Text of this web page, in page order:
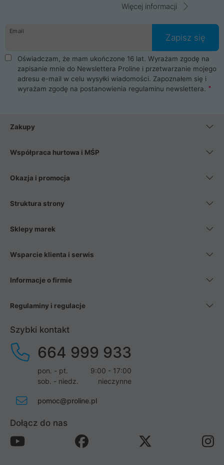
komunikacja ze sklepem komputerowym ProLine jest
danych osobowych. Dlatego zakup notebooka albo laptopa w
ProLine to czysta przyjemność i pełne bezpieczeństwo.
Zaopatrzysz się u nas w akcesoria i części komputerowe
takie jak procesory, karty graficzne, płyty główne, pamięci,
dyski SSD, M.2 oraz HDD. Nasi pracownicy pomogą Ci wybrać
najlepszy zasilacz komputerowy oraz obudowę do komputera.
Poza komputerami mamy również najlepsze na rynku
Smartfony takich producentów jak Xiaomi, Apple, Samsung i
wentylatory. Na koniec mając już to wszystko, możesz
Więcej informacji
Email
Zapisz się
Oświadczam, że mam ukończone 16 lat. Wyrażam zgodę na
zapisanie mnie do Newslettera Proline i przetwarzanie mojego
adresu e-mail w celu wysyłki wiadomości. Zapoznałem się i
wyrażam zgodę na postanowienia regulaminu newslettera.
Zakupy
Współpraca hurtowa i MŚP
Okazja i promocja
Struktura strony
Sklepy marek
Wsparcie klienta i serwis
Informacje o firmie
Regulaminy i regulacje
Szybki kontakt
664 999 933
pon. - pt.
9:00 - 17:00
sob. - niedz.
nieczynne
pomoc@proline.pl
Dołącz do nas